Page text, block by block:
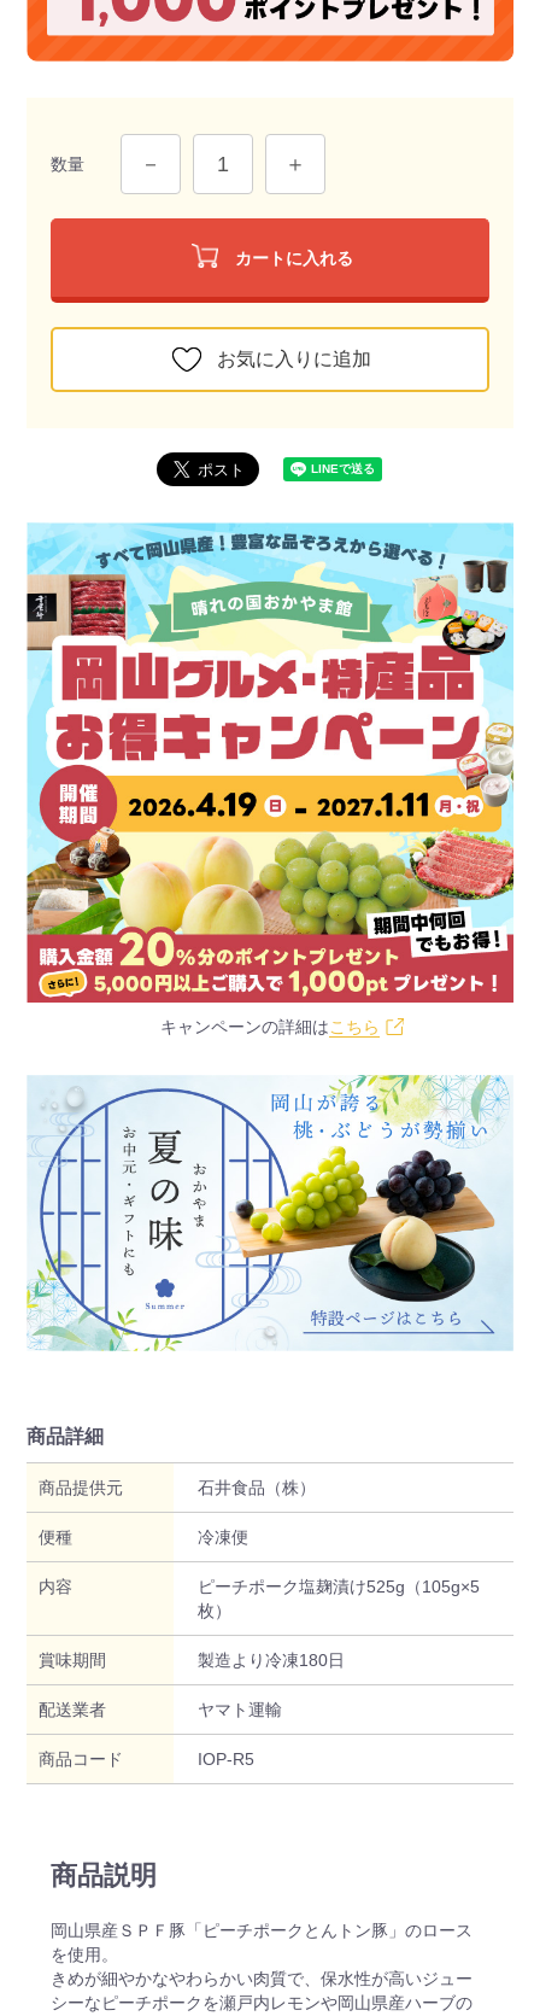
数量
カートに入れる
お気に入りに追加
キャンペーンの詳細はこちら
商品詳細
商品提供元 石井食品（株）
便種 冷凍便
内容
ピーチポーク塩麹漬け525g（105g×5
枚）
賞味期間 製造より冷凍180日
配送業者 ヤマト運輸
商品コード IOP-R5
商品説明
岡山県産ＳＰＦ豚「ピーチポークとんトン豚」のロース
を使用。
きめが細やかなやわらかい肉質で、保水性が高いジュー
シーなピーチポークを瀬戸内レモンや岡山県産ハーブの